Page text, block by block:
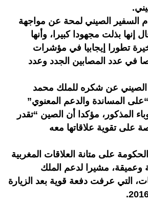
السفير الصيني لمحة عن مواجهة
إنها بذلت مجهودا كبيرا، وأنها
تطورا إيجابيا في مؤشرات
في عدد المصابين الجدد وعدد
الصيني عن شكره للملك محمد
المساندة والدعم المعنوي”
المذكور، مؤكدا أن الصين “تقدر
على تقوية علاقاتها معه
على متانة العلاقات المغربية
وعميقة، مشيرا لدعم الملك
التي عرفت دفعة قوية بعد الزيارة